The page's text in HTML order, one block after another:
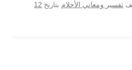
تفسير ومعاني الأحلام بتاريخ 12